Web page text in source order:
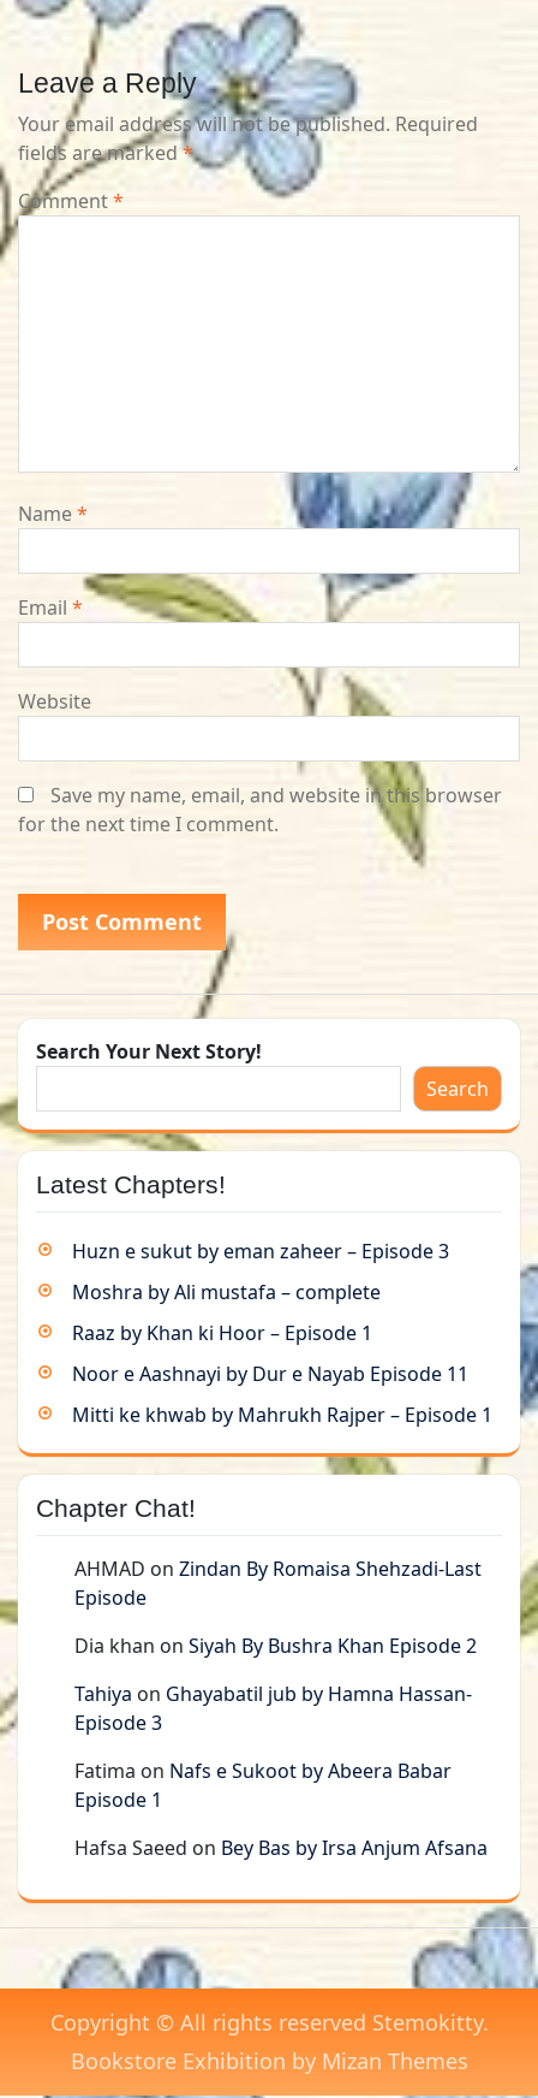
Leave a Reply
Your email address will not be published. Required
fields are marked*
Comment*
Name*
Email *
Website
Save my name, email, and website in this browser
for the next time I comment.
Search Your Next Story!
Search
Latest Chapters!
Huzn e sukut by eman zaheer – Episode 3
Moshra by Ali mustafa – complete
Raaz by Khan ki Hoor – Episode 1
Noor e Aashnayi by Dur e Nayab Episode 11
Mitti ke khwab by Mahrukh Rajper – Episode 1
Chapter Chat!
AHMAD on Zindan By Romaisa Shehzadi-Last
Episode
Dia khan on Siyah By Bushra Khan Episode 2
Tahiya on Ghayabatil jub by Hamna Hassan-
Episode 3
Fatima on Nafs e Sukoot by Abeera Babar
Episode 1
Hafsa Saeed on Bey Bas by Irsa Anjum Afsana
Copyright © All rights reserved Stemokitty.
Bookstore Exhibition by Mizan Themes